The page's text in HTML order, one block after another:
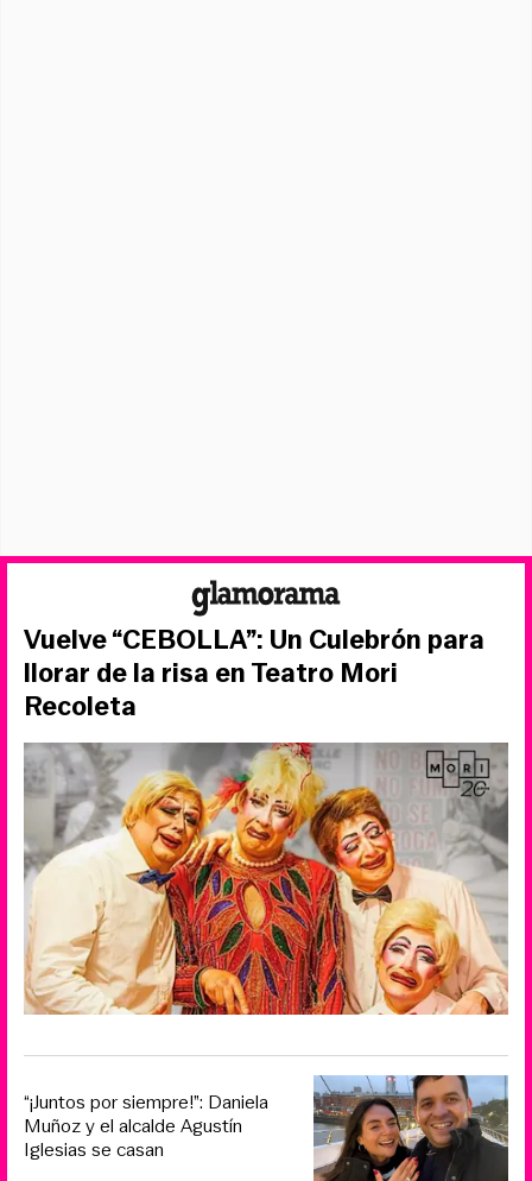
Vuelve “CEBOLLA”: Un Culebrón para
llorar de la risa en Teatro Mori
Recoleta
“¡Juntos por siempre!”: Daniela
Muñoz y el alcalde Agustín
Iglesias se casan